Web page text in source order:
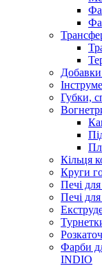
Губки,
Кільця
Круги
Печі
Печі
Фарби
INDIO